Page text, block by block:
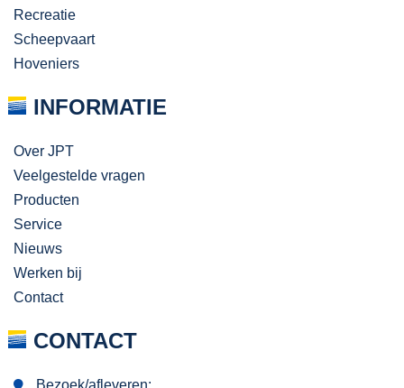
Recreatie
Scheepvaart
Hoveniers
INFORMATIE
Over JPT
Veelgestelde vragen
Producten
Service
Nieuws
Werken bij
Contact
CONTACT
Bezoek/afleveren: